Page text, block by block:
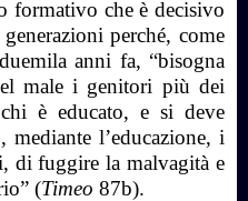
formativo che è decisivo
perché, come
anni fa, “bisogna
male i genitori più dei
è educato, e si deve
mediante l’educazione, i
di fuggire la malvagità e
(Timeo 87b).